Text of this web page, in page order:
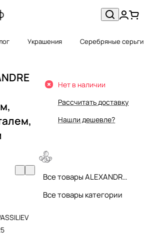
Украшения Серебряные серьги
Нет в наличии
Рассчитать доставку
Нашли дешевле?
Все товары ALEXANDRE VASSILIEV
Все товары категории